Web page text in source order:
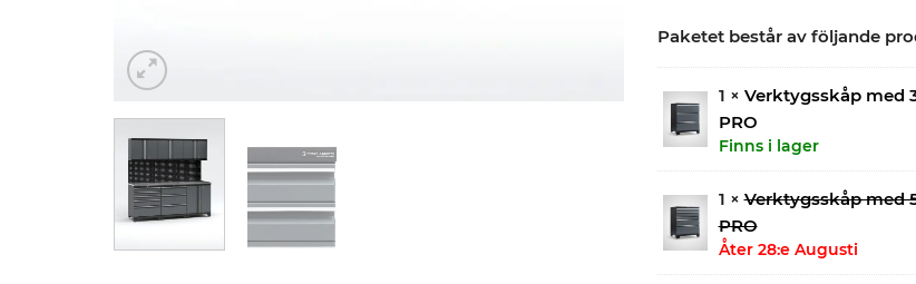
Paketet består av följande
1 × Verktygsskåp med
PRO
Finns i lager
1 ×Verktygsskåp med
PRO
Åter 28:e Augusti